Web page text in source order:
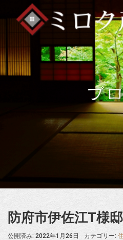
ブ
防府市伊佐江T様
公開済み: 2022年1月26日 カテゴリー: